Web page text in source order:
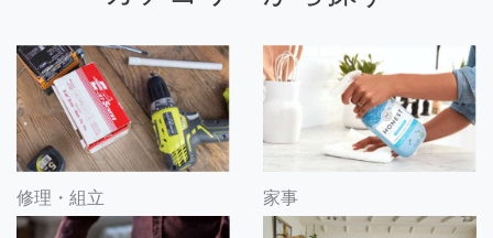
修理・組立 家事